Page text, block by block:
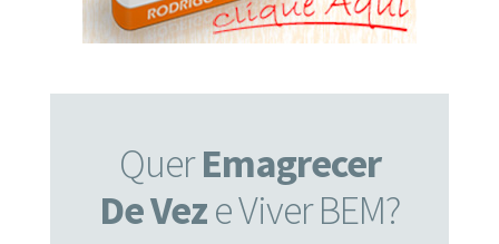
QuerEmagrecer
De Veze Viver BEM?